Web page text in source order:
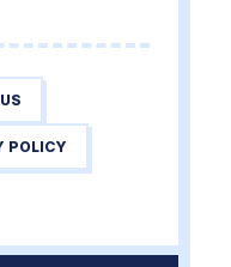
POLICY